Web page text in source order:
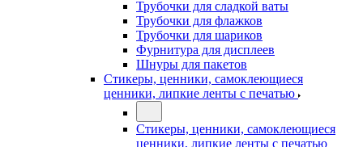
Трубочки для сладкой ваты
Трубочки для флажков
Трубочки для шариков
Фурнитура для дисплеев
Шнуры для пакетов
Стикеры, ценники, самоклеющиеся
ценники, липкие ленты с печатью
Стикеры, ценники, самоклеющиеся
ценники, липкие ленты с печатью